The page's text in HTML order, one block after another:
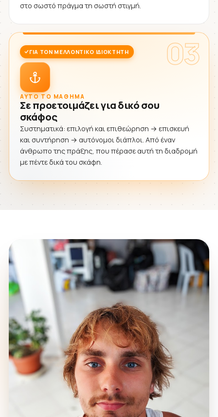
στο σωστό πράγμα τη σωστή στιγμή.
03
ΓΙΑ ΤΟΝ ΜΕΛΛΟΝΤΙΚΌ ΙΔΙΟΚΤΉΤΗ
ΑΥΤΌ ΤΟ ΜΆΘΗΜΑ
Σε προετοιμάζει για δικό σου
σκάφος
Συστηματικά: επιλογή και επιθεώρηση → επισκευή
και συντήρηση → αυτόνομοι διάπλοι. Από έναν
άνθρωπο της πράξης, που πέρασε αυτή τη διαδρομή
με πέντε δικά του σκάφη.